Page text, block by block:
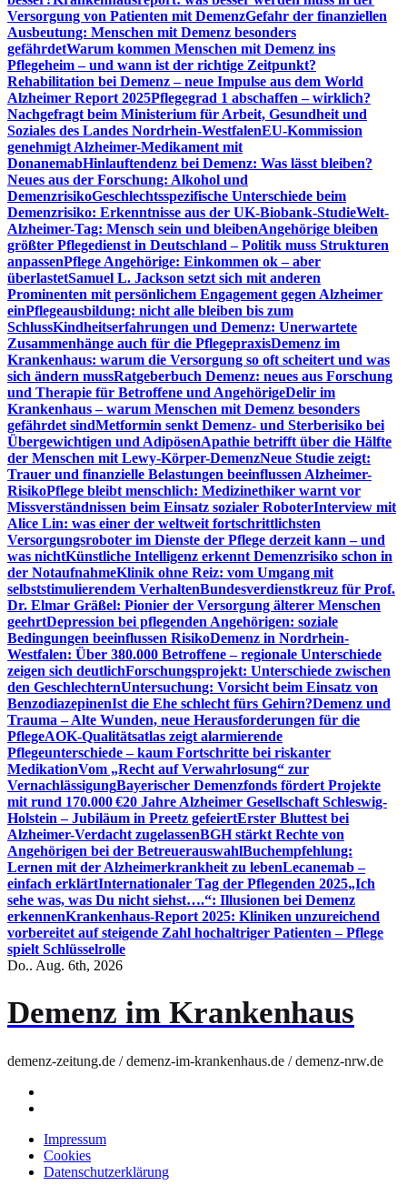
Versorgung von Patienten mit DemenzGefahr der finanziellen
Ausbeutung: Menschen mit Demenz besonders
gefährdetWarum kommen Menschen mit Demenz ins
Pflegeheim – und wann ist der richtige Zeitpunkt?
Rehabilitation bei Demenz – neue Impulse aus dem World
Alzheimer Report 2025Pflegegrad 1 abschaffen – wirklich?
Nachgefragt beim Ministerium für Arbeit, Gesundheit und
Soziales des Landes Nordrhein-WestfalenEU-Kommission
genehmigt Alzheimer-Medikament mit
DonanemabHinlauftendenz bei Demenz: Was lässt bleiben?
Neues aus der Forschung: Alkohol und
DemenzrisikoGeschlechtsspezifische Unterschiede beim
Demenzrisiko: Erkenntnisse aus der UK-Biobank-StudieWelt-
Alzheimer-Tag: Mensch sein und bleibenAngehörige bleiben
größter Pflegedienst in Deutschland – Politik muss Strukturen
anpassenPflege Angehörige: Einkommen ok – aber
überlastetSamuel L. Jackson setzt sich mit anderen
Prominenten mit persönlichem Engagement gegen Alzheimer
einPflegeausbildung: nicht alle bleiben bis zum
SchlussKindheitserfahrungen und Demenz: Unerwartete
Zusammenhänge auch für die PflegepraxisDemenz im
Krankenhaus: warum die Versorgung so oft scheitert und was
sich ändern mussRatgeberbuch Demenz: neues aus Forschung
und Therapie für Betroffene und AngehörigeDelir im
Krankenhaus – warum Menschen mit Demenz besonders
gefährdet sindMetformin senkt Demenz- und Sterberisiko bei
Übergewichtigen und AdipösenApathie betrifft über die Hälfte
der Menschen mit Lewy-Körper-DemenzNeue Studie zeigt:
Trauer und finanzielle Belastungen beeinflussen Alzheimer-
RisikoPflege bleibt menschlich: Medizinethiker warnt vor
Missverständnissen beim Einsatz sozialer RoboterInterview mit
Alice Lin: was einer der weltweit fortschrittlichsten
Versorgungsroboter im Dienste der Pflege derzeit kann – und
was nichtKünstliche Intelligenz erkennt Demenzrisiko schon in
der NotaufnahmeKlinik ohne Reiz: vom Umgang mit
selbststimulierendem VerhaltenBundesverdienstkreuz für Prof.
Dr. Elmar Gräßel: Pionier der Versorgung älterer Menschen
geehrtDepression bei pflegenden Angehörigen: soziale
Bedingungen beeinflussen RisikoDemenz in Nordrhein-
Westfalen: Über 380.000 Betroffene – regionale Unterschiede
zeigen sich deutlichForschungsprojekt: Unterschiede zwischen
den GeschlechternUntersuchung: Vorsicht beim Einsatz von
BenzodiazepinenIst die Ehe schlecht fürs Gehirn?Demenz und
Trauma – Alte Wunden, neue Herausforderungen für die
PflegeAOK-Qualitätsatlas zeigt alarmierende
Pflegeunterschiede – kaum Fortschritte bei riskanter
MedikationVom „Recht auf Verwahrlosung“ zur
VernachlässigungBayerischer Demenzfonds fördert Projekte
mit rund 170.000 €20 Jahre Alzheimer Gesellschaft Schleswig-
Holstein – Jubiläum in Preetz gefeiertErster Bluttest bei
Alzheimer-Verdacht zugelassenBGH stärkt Rechte von
Angehörigen bei der BetreuerauswahlBuchempfehlung:
Lernen mit der Alzheimerkrankheit zu lebenLecanemab –
einfach erklärtInternationaler Tag der Pflegenden 2025„Ich
sehe was, was Du nicht siehst….“: Illusionen bei Demenz
erkennenKrankenhaus-Report 2025: Kliniken unzureichend
vorbereitet auf steigende Zahl hochaltriger Patienten – Pflege
spielt Schlüsselrolle
Do.. Aug. 6th, 2026
Demenz im Krankenhaus
demenz-zeitung.de / demenz-im-krankenhaus.de / demenz-nrw.de
Impressum
Cookies
Datenschutzerklärung